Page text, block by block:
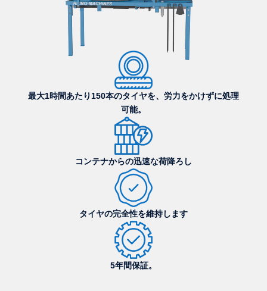
最大1時間あたり150本のタイヤを、労力をかけずに処理
可能。
コンテナからの迅速な荷降ろし
タイヤの完全性を維持します
5年間保証。